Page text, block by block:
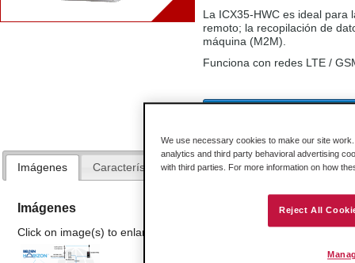
La ICX35-HWC es ideal para
remoto; la recopilación de
máquina (M2M).
Funciona con redes LTE /
ProSoft Connect - Acceso remoto
Imágenes Características y Beneficios Especificaciones
Imágenes
Click on image(s) to enlarge
We use necessary cookies to make our site
analytics and third party behavioral advertising
with third parties. For more information on how
Reject All